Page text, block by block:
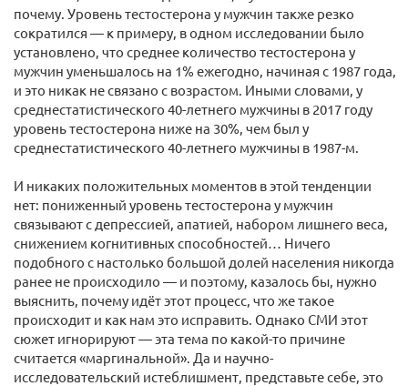
почему. Уровень тестостерона у мужчин также резко
сократился — к примеру, в одном исследовании было
установлено, что среднее количество тестостерона у
мужчин уменьшалось на 1% ежегодно, начиная с 1987 года,
и это никак не связано с возрастом. Иными словами, у
среднестатистического 40-летнего мужчины в 2017 году
уровень тестостерона ниже на 30%, чем был у
среднестатистического 40-летнего мужчины в 1987-м.
И никаких положительных моментов в этой тенденции
нет: пониженный уровень тестостерона у мужчин
связывают с депрессией, апатией, набором лишнего веса,
снижением когнитивных способностей… Ничего
подобного с настолько большой долей населения никогда
ранее не происходило — и поэтому, казалось бы, нужно
выяснить, почему идёт этот процесс, что же такое
происходит и как нам это исправить. Однако СМИ этот
сюжет игнорируют — эта тема по какой-то причине
считается «маргинальной». Да и научно-
исследовательский истеблишмент, представьте себе, это